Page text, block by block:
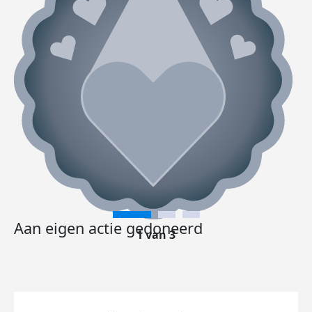
Aan eigen actie gedoneerd
1 van 3